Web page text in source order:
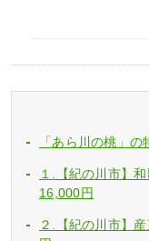
「あら川の桃」
１.【紀の川市】
16,000円
２.【紀の川市】